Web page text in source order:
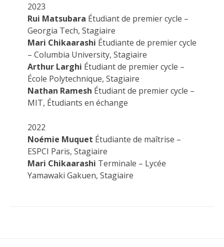
2023
Rui Matsubara Étudiant de premier cycle –
Georgia Tech, Stagiaire
Mari Chikaarashi Étudiante de premier cycle
– Columbia University, Stagiaire
Arthur Larghi Étudiant de premier cycle –
École Polytechnique, Stagiaire
Nathan Ramesh Étudiant de premier cycle –
MIT, Étudiants en échange
2022
Noémie Muquet Étudiante de maîtrise –
ESPCI Paris, Stagiaire
Mari Chikaarashi Terminale – Lycée
Yamawaki Gakuen, Stagiaire